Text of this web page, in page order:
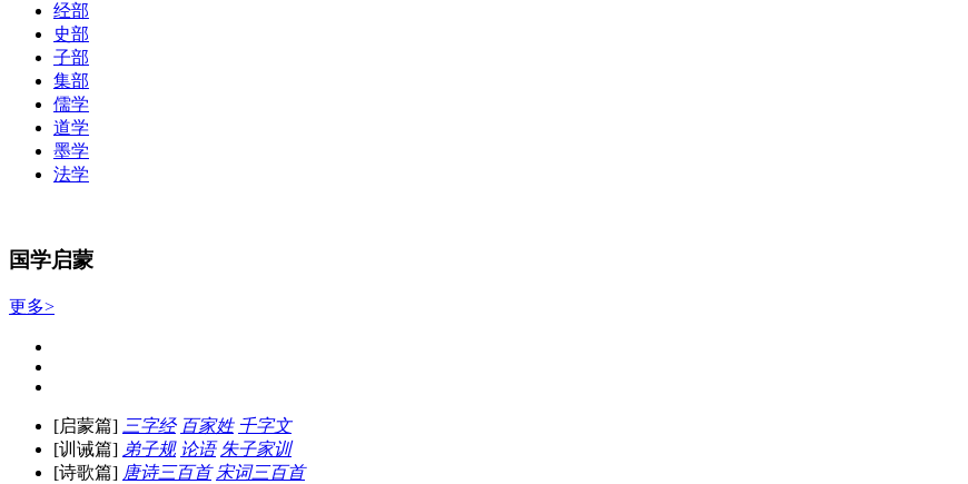
经部
史部
子部
集部
儒学
道学
墨学
法学
国学启蒙
更多>
[启蒙篇] 三字经 百家姓 千字文
[训诫篇] 弟子规 论语 朱子家训
[诗歌篇] 唐诗三百首 宋词三百首